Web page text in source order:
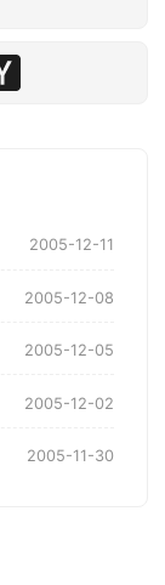
2005-12-11
2005-12-08
2005-12-05
2005-12-02
2005-11-30